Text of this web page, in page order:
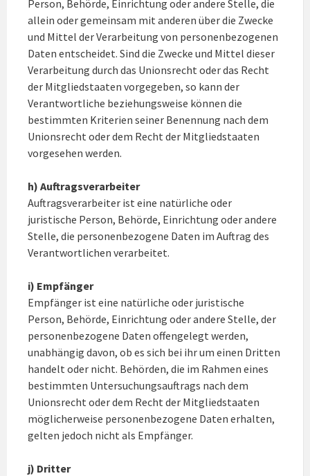
Person, Behörde, Einrichtung oder andere Stelle, die
allein oder gemeinsam mit anderen über die Zwecke
und Mittel der Verarbeitung von personenbezogenen
Daten entscheidet. Sind die Zwecke und Mittel dieser
Verarbeitung durch das Unionsrecht oder das Recht
der Mitgliedstaaten vorgegeben, so kann der
Verantwortliche beziehungsweise können die
bestimmten Kriterien seiner Benennung nach dem
Unionsrecht oder dem Recht der Mitgliedstaaten
vorgesehen werden.
h) Auftragsverarbeiter
Auftragsverarbeiter ist eine natürliche oder
juristische Person, Behörde, Einrichtung oder andere
Stelle, die personenbezogene Daten im Auftrag des
Verantwortlichen verarbeitet.
i) Empfänger
Empfänger ist eine natürliche oder juristische
Person, Behörde, Einrichtung oder andere Stelle, der
personenbezogene Daten offengelegt werden,
unabhängig davon, ob es sich bei ihr um einen Dritten
handelt oder nicht. Behörden, die im Rahmen eines
bestimmten Untersuchungsauftrags nach dem
Unionsrecht oder dem Recht der Mitgliedstaaten
möglicherweise personenbezogene Daten erhalten,
gelten jedoch nicht als Empfänger.
j) Dritter